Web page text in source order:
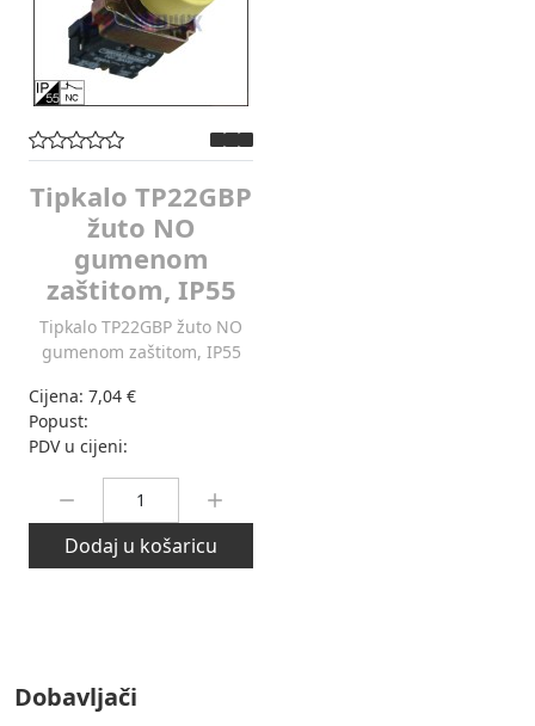
Tipkalo TP22GBP
žuto NO
gumenom
zaštitom, IP55
Tipkalo TP22GBP žuto NO
gumenom zaštitom, IP55
Cijena: 7,04 €
Popust:
PDV u cijeni:
Dodaj u košaricu
Dobavljači